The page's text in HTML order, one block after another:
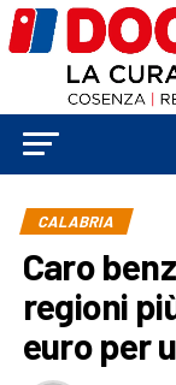
CALABRIA
Caro
regioni
euro per